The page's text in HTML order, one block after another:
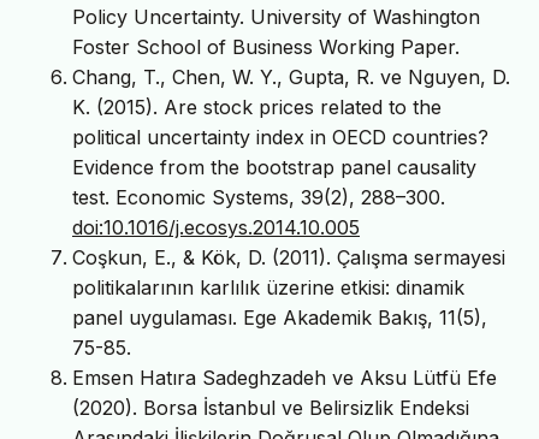
Policy Uncertainty. University of Washington
Foster School of Business Working Paper.
Chang, T., Chen, W. Y., Gupta, R. ve Nguyen, D.
K. (2015). Are stock prices related to the
political uncertainty index in OECD countries?
Evidence from the bootstrap panel causality
test. Economic Systems, 39(2), 288–300.
doi:10.1016/j.ecosys.2014.10.005
Coşkun, E., & Kök, D. (2011). Çalışma sermayesi
politikalarının karlılık üzerine etkisi: dinamik
panel uygulaması. Ege Akademik Bakış, 11(5),
75-85.
Emsen Hatıra Sadeghzadeh ve Aksu Lütfü Efe
(2020). Borsa İstanbul ve Belirsizlik Endeksi